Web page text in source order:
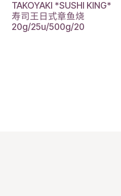
TAKOYAKI *SUSHI KING*
寿司王日式章鱼烧
20g/25u/500g/20